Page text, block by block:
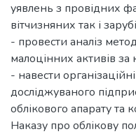
уявлень з провідних
вітчизняних так і
- провести аналіз
малоцінних активів за
- навести
досліджуваного
облікового апарату
Наказу про облікову